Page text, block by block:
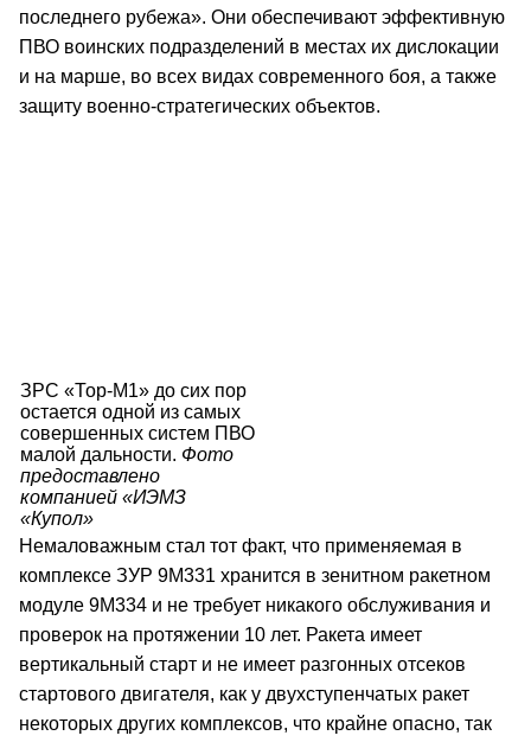
последнего рубежа». Они обеспечивают эффективную
ПВО воинских подразделений в местах их дислокации
и на марше, во всех видах современного боя, а также
защиту военно-стратегических объектов.
ЗРС «Тор-М1» до сих пор
остается одной из самых
совершенных систем ПВО
малой дальности. Фото
предоставлено
компанией «ИЭМЗ
«Купол»
Немаловажным стал тот факт, что применяемая в
комплексе ЗУР 9М331 хранится в зенитном ракетном
модуле 9М334 и не требует никакого обслуживания и
проверок на протяжении 10 лет. Ракета имеет
вертикальный старт и не имеет разгонных отсеков
стартового двигателя, как у двухступенчатых ракет
некоторых других комплексов, что крайне опасно, так